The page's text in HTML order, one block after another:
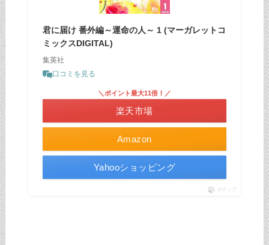
君に届け 番外編～運命の人～ 1 (マーガレットコ
ミックスDIGITAL)
集英社
口コミを見る
Amazon
＼ポイント最大11倍！／
楽天市場
Yahooショッピング
ポチップ